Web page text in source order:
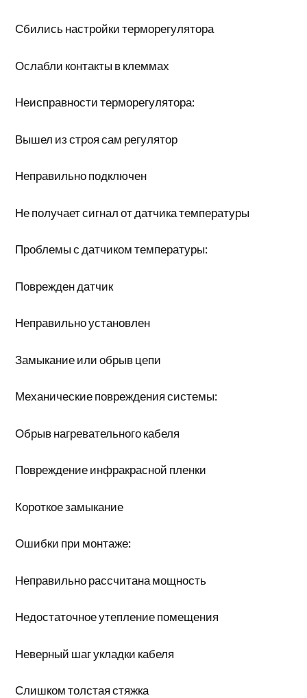
Сбились настройки терморегулятора
Ослабли контакты в клеммах
Неисправности терморегулятора:
Вышел из строя сам регулятор
Неправильно подключен
Не получает сигнал от датчика температуры
Проблемы с датчиком температуры:
Поврежден датчик
Неправильно установлен
Замыкание или обрыв цепи
Механические повреждения системы:
Обрыв нагревательного кабеля
Повреждение инфракрасной пленки
Короткое замыкание
Ошибки при монтаже:
Неправильно рассчитана мощность
Недостаточное утепление помещения
Неверный шаг укладки кабеля
Слишком толстая стяжка